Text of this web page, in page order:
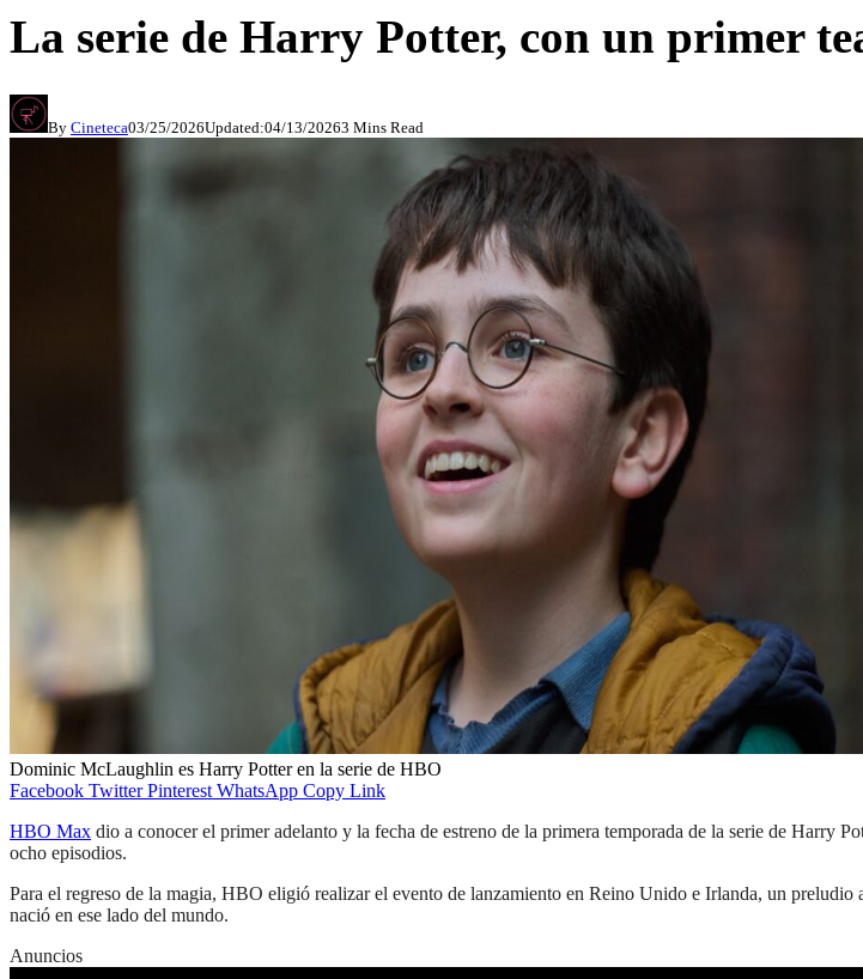
La serie de Harry Potter, con un primer
By Cineteca03/25/2026Updated:04/13/20263 Mins Read
Dominic McLaughlin es Harry Potter en la serie de HBO
Facebook Twitter Pinterest WhatsApp Copy Link
HBO Max dio a conocer el primer adelanto y la fecha de estreno de la primera temporada de la serie de Harry
ocho episodios.
Para el regreso de la magia, HBO eligió realizar el evento de lanzamiento en Reino Unido e Irlanda, un
nació en ese lado del mundo.
Anuncios